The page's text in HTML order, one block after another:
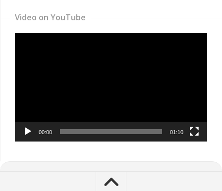
Video on YouTube
00:00 01:10